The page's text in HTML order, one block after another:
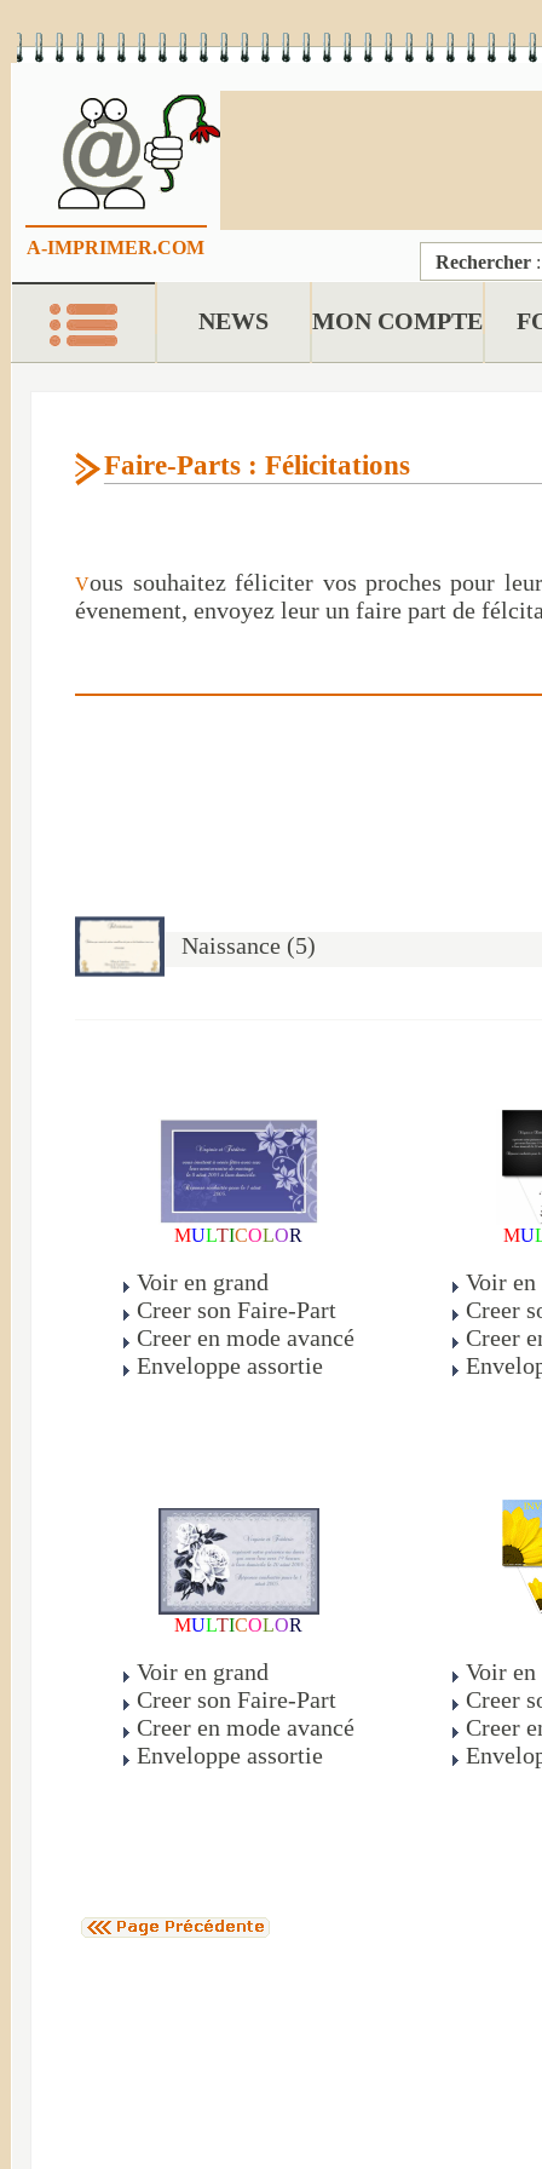
A-IMPRIMER.COM
Rechercher
NEWS MON COMPTE
Faire-Parts : Félicitations
Vous souhaitez féliciter vos proches pour
évenement, envoyez leur un faire part de
Naissance (5)
MULTICOLOR
Voir en grand
Creer son Faire-Part
Creer en mode avancé
Enveloppe assortie
MU
Voir en
Creer
Creer
MULTICOLOR
Voir en grand
Creer son Faire-Part
Creer en mode avancé
Enveloppe assortie
Voir en
Creer
Creer